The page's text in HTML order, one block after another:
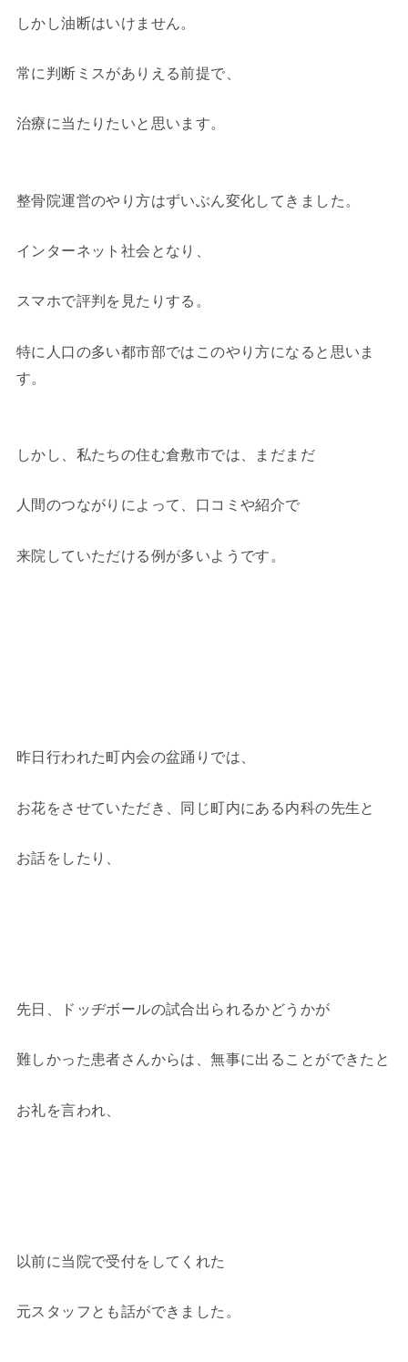
しかし油断はいけません。
常に判断ミスがありえる前提で、
治療に当たりたいと思います。
整骨院運営のやり方はずいぶん変化してきました。
インターネット社会となり、
スマホで評判を見たりする。
特に人口の多い都市部ではこのやり方になると思いま
す。
しかし、私たちの住む倉敷市では、まだまだ
人間のつながりによって、口コミや紹介で
来院していただける例が多いようです。
昨日行われた町内会の盆踊りでは、
お花をさせていただき、同じ町内にある内科の先生と
お話をしたり、
先日、ドッヂボールの試合出られるかどうかが
難しかった患者さんからは、無事に出ることができたと
お礼を言われ、
以前に当院で受付をしてくれた
元スタッフとも話ができました。